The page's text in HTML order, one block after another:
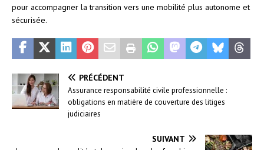
pour accompagner la transition vers une mobilité plus autonome et
sécurisée.
PRÉCÉDENT
Assurance responsabilité civile professionnelle :
obligations en matière de couverture des litiges
judiciaires
SUIVANT